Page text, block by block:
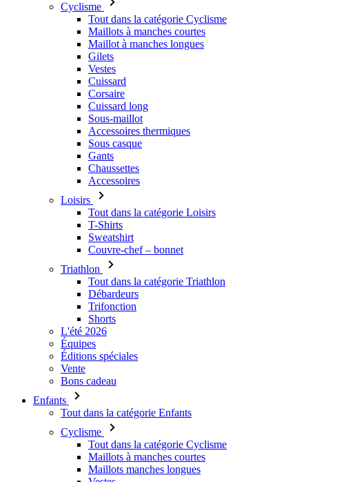
Cyclisme
Tout dans la catégorie Cyclisme
Maillots à manches courtes
Maillot à manches longues
Gilets
Vestes
Cuissard
Corsaire
Cuissard long
Sous-maillot
Accessoires thermiques
Sous casque
Gants
Chaussettes
Accessoires
Loisirs
Tout dans la catégorie Loisirs
T-Shirts
Sweatshirt
Couvre-chef – bonnet
Triathlon
Tout dans la catégorie Triathlon
Débardeurs
Trifonction
Shorts
L'été 2026
Équipes
Éditions spéciales
Vente
Bons cadeau
Enfants
Tout dans la catégorie Enfants
Cyclisme
Tout dans la catégorie Cyclisme
Maillots à manches courtes
Maillots manches longues